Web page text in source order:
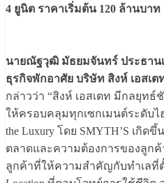
4 ยูนิต ราคาเริ่มต้น 120 ล้านบาท
นายณัฐวุฒิ มัธยมจันทร์ ประธาน
ธุรกิจพักอาศัย บริษัท สิงห์ เอสเ
กล่าวว่า “สิงห์ เอสเตท มีกลยุทธ์
ให้ครอบคลุมทุกเซกเมนต์ระดับไ
the Luxury โดย SMYTH’S เกิด
ตลาดและความต้องการของลูกค้
ลูกค้าที่ให้ความสำคัญกับทำเลที่ตั้